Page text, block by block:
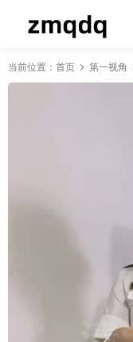
当前位置： 首页 第一视角